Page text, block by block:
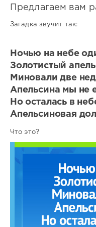
Предлагаем вам
Загадка звучит так:
Ночью на небе
Золотистый
Миновали две
Апельсина мы не
Но осталась в
Апельсиновая
Что это?